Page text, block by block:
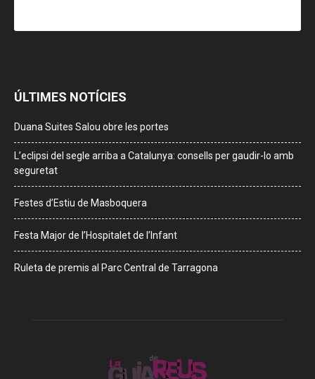
ÚLTIMES NOTÍCIES
Duana Suites Salou obre les portes
L’eclipsi del segle arriba a Catalunya: consells per gaudir-lo amb
seguretat
Festes d’Estiu de Masboquera
Festa Major de l’Hospitalet de l’Infant
Ruleta de premis al Parc Central de Tarragona